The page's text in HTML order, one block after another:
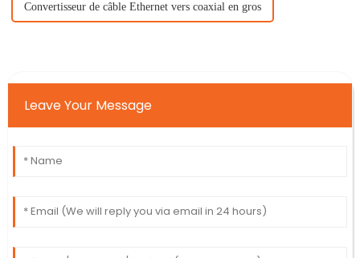
Convertisseur de câble Ethernet vers coaxial en gros
Leave Your Message